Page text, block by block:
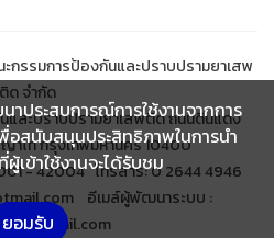
รรมการป้องกันและปราบปรามยาเสพ
ติด จำกัด
ละปราบปรามยาเสพติด ถนนดินแดง
าไท กรุงเทพมหานคร 10400
- 42004 โทรสาร: 0 2644 4946
อีเมล์ผู้พัฒนาระบบ :
ประสบการณ์การใช้งานจากการ
อสนับสนุนประสิทธิภาพในการนำ
เข้าใช้งานจะได้รับชม
ยอมรับ